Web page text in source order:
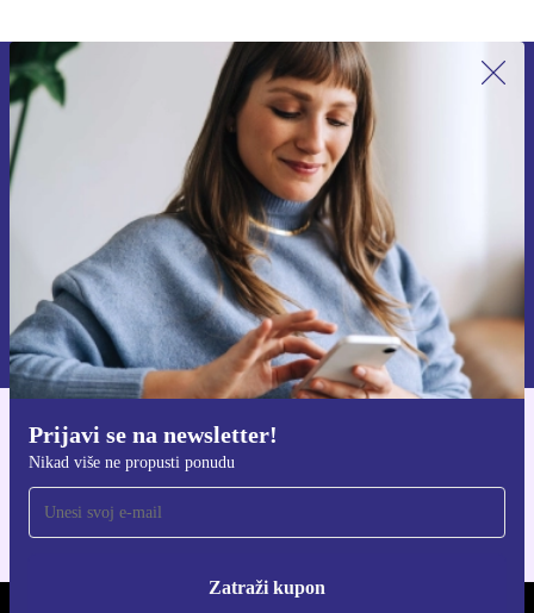
Prijavi se na newsletter!
Nikad više ne propusti ponudu
Zatraži kupon
Prijavi se na newsletter!
Nikad više ne propusti ponudu.
Zatraži kupon
Informacije o korištenju osobnih podataka možeš pronaći u našim
Pravilima privatnosti.
Preuzmi refurbed aplikaciju
Za iOS i Android